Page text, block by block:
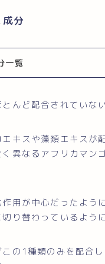
分
一覧
んど配合されていな
キスや藻類エキスが
異なるアフリカマン
用が中心だったよう
り替わっているよう
の1種類のみを配合